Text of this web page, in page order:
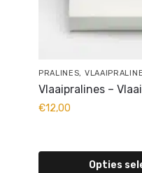
PRALINES,
Vlaaipralines –
€12,00
Opties